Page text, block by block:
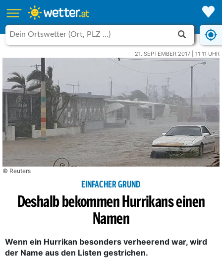
21. SEPTEMBER 2017 | 11:11 UHR
© Reuters
EINFACHER GRUND
Deshalb bekommen Hurrikans einen
Namen
Wenn ein Hurrikan besonders verheerend war, wird
der Name aus den Listen gestrichen.